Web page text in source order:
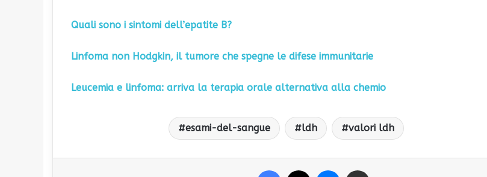
Quali sono i sintomi dell’epatite B?
Linfoma non Hodgkin, il tumore che spegne le difese immunitarie
Leucemia e linfoma: arriva la terapia orale alternativa alla chemio
esami-del-sangue ldh valori ldh